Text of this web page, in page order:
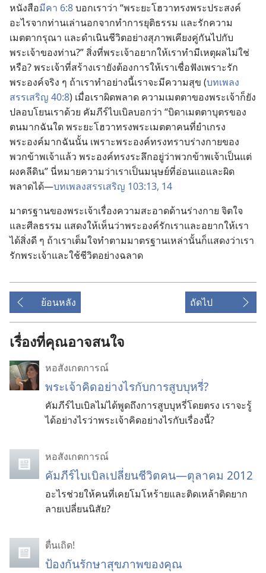
หนังสือมีคา 6:8บอกเราว่า “พระยะโฮวาทรงพระประสงค์
อะไรจากท่านเล่านอกจากทำการยุติธรรม และรักความ
เมตตากรุณา และดำเนินชีวิตอย่างสุภาพเคียงคู่กันไปกับ
พระเจ้าของท่าน?” สิ่งที่พระเจ้าอยากให้เราทำมีเหตุผลไม่ใช่
หรือ? พระเจ้าที่สร้างเรายังต้องการให้เราเชื่อฟังเพราะรัก
พระองค์จริง ๆ ถ้าเราทำอย่างนี้เราจะมีความสุข (บทเพลง
สรรเสริญ 40:8) เมื่อเราผิดพลาด ความเมตตาของพระเจ้าก็ยัง
ปลอบโยนเราด้วย คัมภีร์ไบเบิลบอกว่า “บิดาเมตตาบุตรของ
ตนมากฉันใด พระยะโฮวาทรงพระเมตตาคนที่ยำเกรง
พระองค์มากฉันนั้น เพราะพระองค์ทรงทราบร่างกายของ
พวกข้าพเจ้าแล้ว พระองค์ทรงระลึกอยู่ว่าพวกข้าพเจ้าเป็นแต่
ผงคลีดิน” นี่หมายความว่าเราเป็นมนุษย์ที่อ่อนแอและผิด
พลาดได้—บทเพลงสรรเสริญ 103:13, 14
มาตรฐานของพระเจ้าเรื่องความสะอาดด้านร่างกาย จิตใจ
และศีลธรรม แสดงให้เห็นว่าพระองค์รักเราและอยากให้เรา
ได้สิ่งดี ๆ ถ้าเราเต็มใจทำตามมาตรฐานเหล่านั้นก็แสดงว่าเรา
รักพระเจ้าและใช้ชีวิตอย่างฉลาด
ย้อนหลัง ถัดไป
เรื่องที่คุณอาจสนใจ
หอสังเกตการณ์
พระเจ้าคิดอย่างไรกับการสูบบุหรี่?
คัมภีร์ไบเบิลไม่ได้พูดถึงการสูบบุหรี่โดยตรง เราจะรู้
ได้อย่างไรว่าพระเจ้าคิดอย่างไรกับเรื่องนี้?
หอสังเกตการณ์
คัมภีร์ไบเบิลเปลี่ยนชีวิตคน—ตุลาคม 2012
อะไรช่วยให้คนที่เคยโมโหร้ายและติดเหล้าติดยาก
ลายเปลี่ยนนิสัย?
ตื่นเถิด!
ป้องกันรักษาสุขภาพของคุณ